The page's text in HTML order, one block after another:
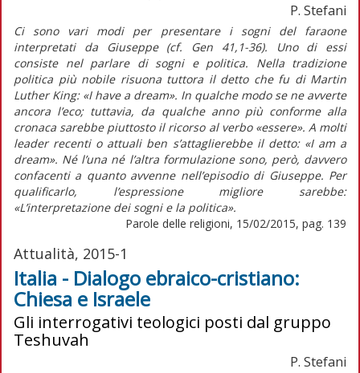
P. Stefani
Ci sono vari modi per presentare i sogni del faraone
interpretati da Giuseppe (cf. Gen 41,1-36). Uno di essi
consiste nel parlare di sogni e politica. Nella tradizione
politica più nobile risuona tuttora il detto che fu di Martin
Luther King: «I have a dream». In qualche modo se ne avverte
ancora l’eco; tuttavia, da qualche anno più conforme alla
cronaca sarebbe piuttosto il ricorso al verbo «essere». A molti
leader recenti o attuali ben s’attaglierebbe il detto: «I am a
dream». Né l’una né l’altra formulazione sono, però, davvero
confacenti a quanto avvenne nell’episodio di Giuseppe. Per
qualificarlo, l’espressione migliore sarebbe:
«L’interpretazione dei sogni e la politica».
Parole delle religioni, 15/02/2015, pag. 139
Attualità, 2015-1
Italia - Dialogo ebraico-cristiano:
Chiesa e Israele
Gli interrogativi teologici posti dal gruppo
Teshuvah
P. Stefani